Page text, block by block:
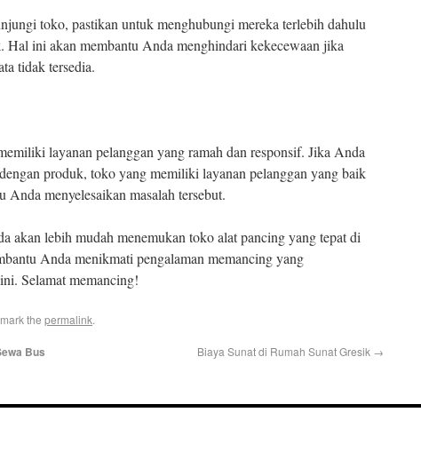
toko, pastikan untuk menghubungi mereka terlebih dahulu
Hal ini akan membantu Anda menghindari kekecewaan jika
tidak tersedia.
layanan pelanggan yang ramah dan responsif. Jika Anda
produk, toko yang memiliki layanan pelanggan yang baik
Anda menyelesaikan masalah tersebut.
akan lebih mudah menemukan toko alat pancing yang tepat di
Anda menikmati pengalaman memancing yang
Selamat memancing!
the permalink.
Bus
Biaya Sunat di Rumah Sunat Gresik →